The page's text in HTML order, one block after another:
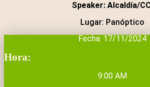
Speaker: Alcaldía/
Lugar: Panóptico
Fecha: 17/11/2024
Hora:
9:00 AM